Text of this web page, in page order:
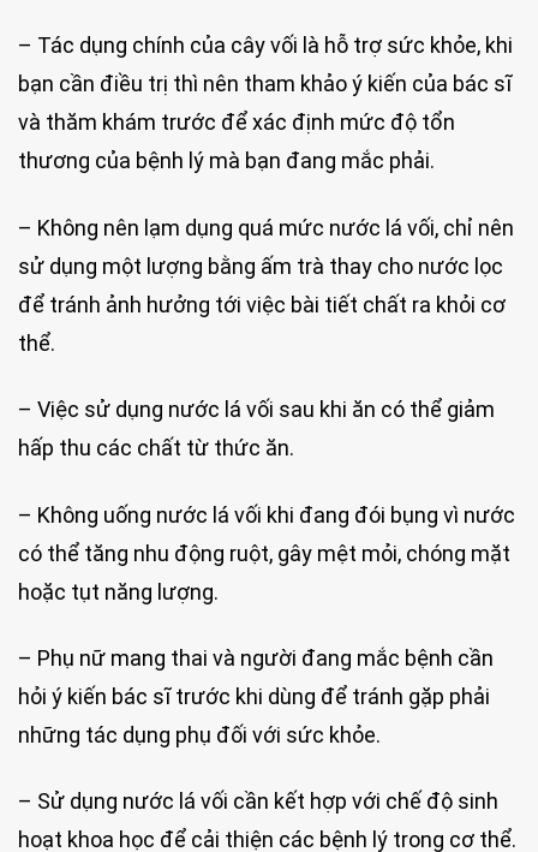
– Tác dụng chính của cây vối là hỗ trợ sức khỏe, khi
bạn cần điều trị thì nên tham khảo ý kiến của bác sĩ
và thăm khám trước để xác định mức độ tổn
thương của bệnh lý mà bạn đang mắc phải.
– Không nên lạm dụng quá mức nước lá vối, chỉ nên
sử dụng một lượng bằng ấm trà thay cho nước lọc
để tránh ảnh hưởng tới việc bài tiết chất ra khỏi cơ
thể.
– Việc sử dụng nước lá vối sau khi ăn có thể giảm
hấp thu các chất từ thức ăn.
– Không uống nước lá vối khi đang đói bụng vì nước
có thể tăng nhu động ruột, gây mệt mỏi, chóng mặt
hoặc tụt năng lượng.
– Phụ nữ mang thai và người đang mắc bệnh cần
hỏi ý kiến bác sĩ trước khi dùng để tránh gặp phải
những tác dụng phụ đối với sức khỏe.
– Sử dụng nước lá vối cần kết hợp với chế độ sinh
hoạt khoa học để cải thiện các bệnh lý trong cơ thể.